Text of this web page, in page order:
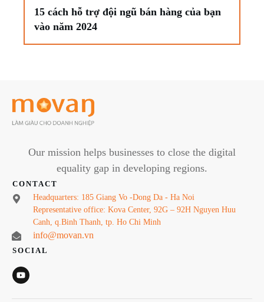
15 cách hỗ trợ đội ngũ bán hàng của bạn
vào năm 2024
Our mission helps businesses to close the digital
equality gap in developing regions.
CONTACT
Headquarters: 185 Giang Vo -Dong Da - Ha Noi
Representative office: Kova Center, 92G – 92H Nguyen Huu
Canh, q.Binh Thanh, tp. Ho Chi Minh
info@movan.vn
SOCIAL